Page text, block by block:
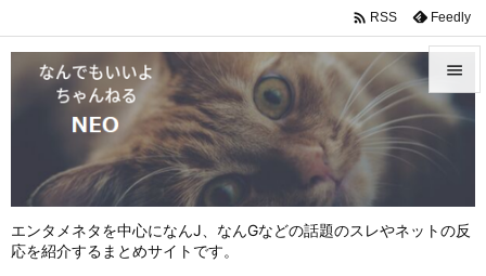
エンタメネタを中心になんJ、なんGなどの話題のスレやネットの反
応を紹介するまとめサイトです。



 RSS Feedly